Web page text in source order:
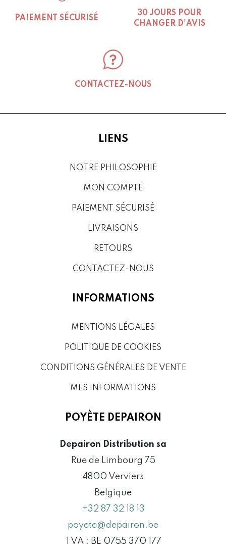
PAIEMENT SÉCURISÉ
30 JOURS POUR
CHANGER D'AVIS
CONTACTEZ-NOUS
LIENS
NOTRE PHILOSOPHIE
MON COMPTE
PAIEMENT SÉCURISÉ
LIVRAISONS
RETOURS
CONTACTEZ-NOUS
INFORMATIONS
MENTIONS LÉGALES
POLITIQUE DE COOKIES
CONDITIONS GÉNÉRALES DE VENTE
MES INFORMATIONS
POYÈTE DEPAIRON
Depairon Distribution sa
Rue de Limbourg 75
4800 Verviers
Belgique
+32 87 32 18 13
poyete@depairon.be
TVA : BE 0755 370 177